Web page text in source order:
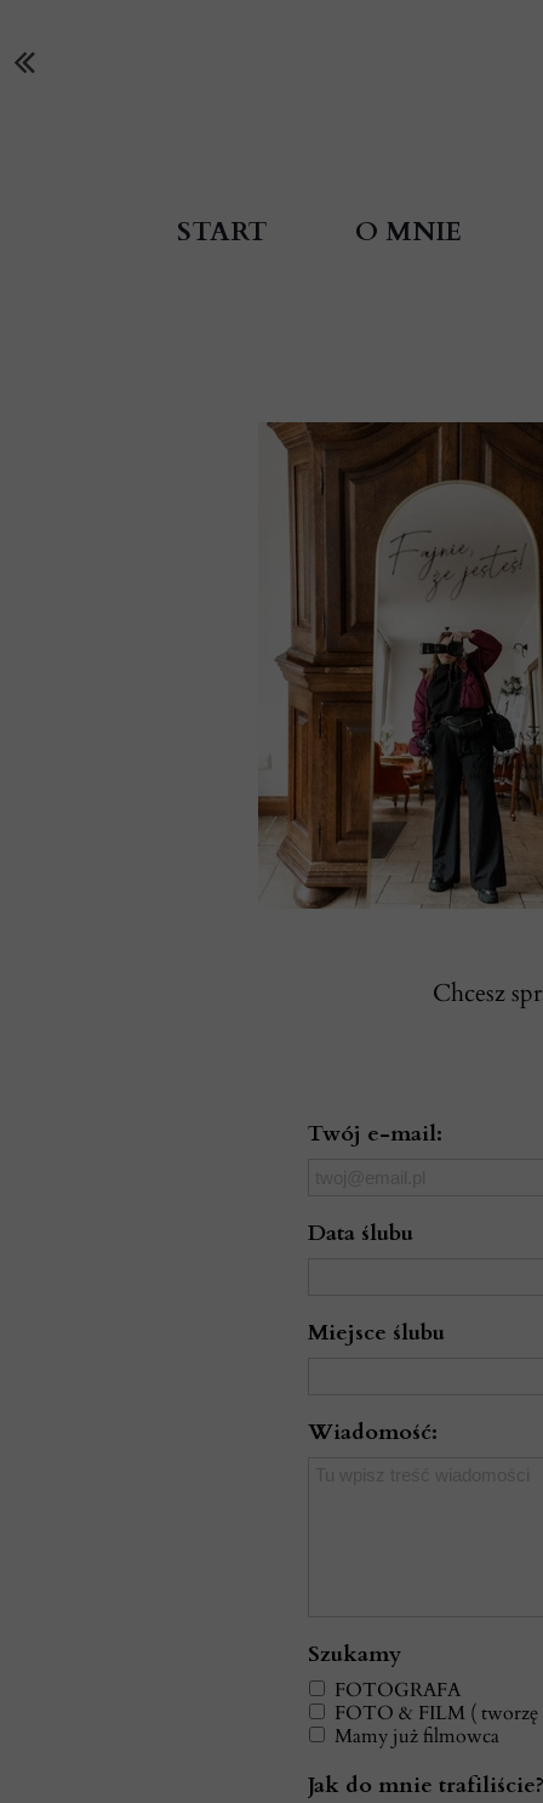
Twój e-mail:
Data ślubu
Miejsce ślubu
Wiadomość:
Szukamy
FOTOGRAFA
FOTO & FILM ( tworzę
Mamy już filmowca
Jak do mnie trafiliście?
START O MNIE
Chcesz